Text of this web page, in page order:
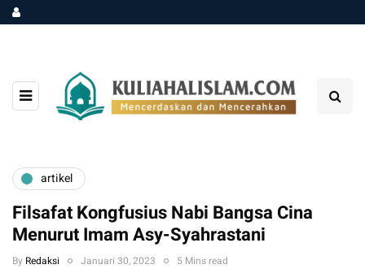
artikel
Filsafat Kongfusius Nabi Bangsa Cina
Menurut Imam Asy-Syahrastani
By Redaksi Januari 30, 2023 5 Mins read